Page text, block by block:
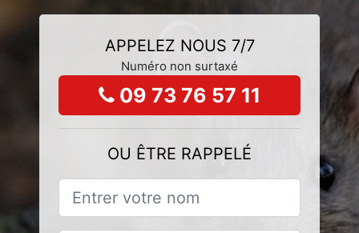
APPELEZ NOUS 7/7
Numéro non surtaxé
09 73 76 57 11
OU ÊTRE RAPPELÉ